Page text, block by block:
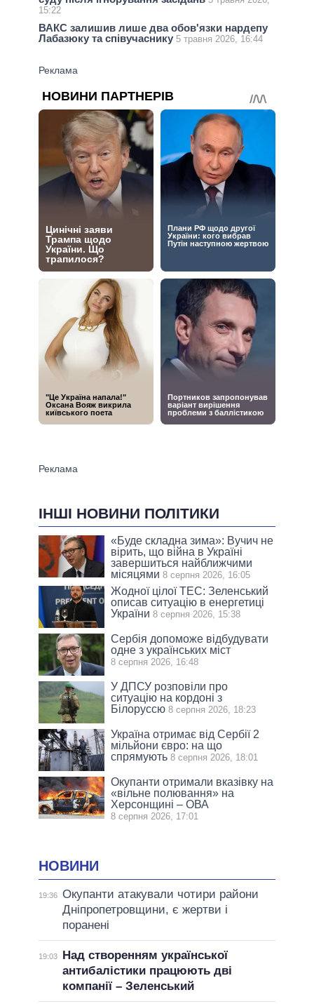
15:22
ВАКС залишив лише два обов'язки нардепу
Лабазюку та співучаснику 5 травня 2026, 16:44
ІНШІ НОВИНИ ПОЛІТИКИ
«Буде складна зима»: Вучич не
вірить, що війна в Україні
завершиться найближчими
місяцями 8 серпня 2026, 16:05
Жодної цілої ТЕС: Зеленський
описав ситуацію в енергетиці
України 8 серпня 2026, 15:38
Сербія допоможе відбудувати
одне з українських міст
8 серпня 2026, 16:48
У ДПСУ розповіли про
ситуацію на кордоні з
Білоруссю 8 серпня 2026, 18:23
Україна отримає від Сербії 2
мільйони євро: на що
спрямують 8 серпня 2026, 18:01
Окупанти отримали вказівку на
«вільне полювання» на
Херсонщині – ОВА
8 серпня 2026, 17:01
НОВИНИ
19:36 Окупанти атакували чотири райони
Дніпропетровщини, є жертви і
поранені
19:03
Над створенням української
антибалістики працюють дві
компанії – Зеленський